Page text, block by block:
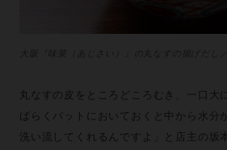
丸なすの皮をところどころむき、一口大
ばらくバットにおいておくと中から水分
洗い流してくれるんですよ」と店主の坂